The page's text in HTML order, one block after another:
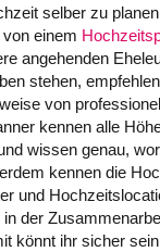
selber zu
einem
angehenden
stehen,
von
kennen alle
wissen genau,
kennen die
und
in der
könnt ihr sicher